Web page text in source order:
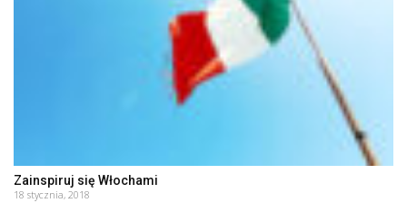
Zainspiruj się Włochami
18 stycznia, 2018